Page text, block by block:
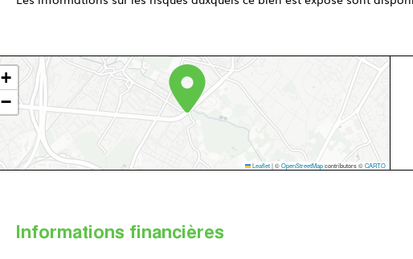
+
−
Leaflet |©OpenStreetMapcontributors ©CARTO
Informations financières